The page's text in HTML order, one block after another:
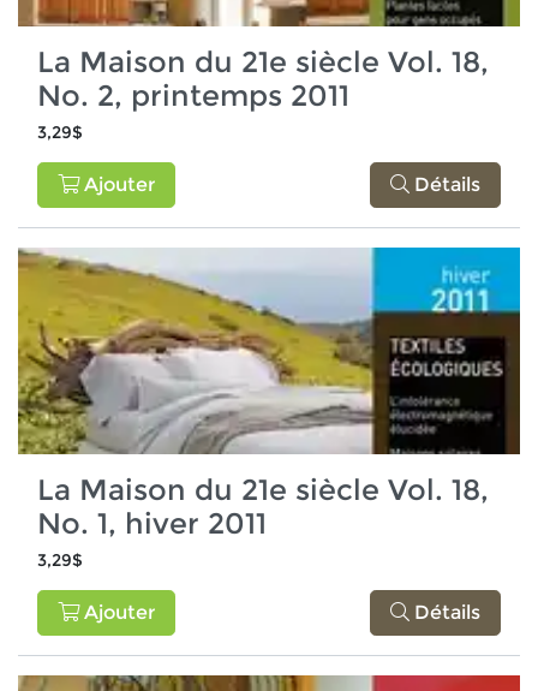
La Maison du 21e siècle Vol. 18,
No. 2, printemps 2011
3,29$
Ajouter Détails
La Maison du 21e siècle Vol. 18,
No. 1, hiver 2011
3,29$
Ajouter Détails